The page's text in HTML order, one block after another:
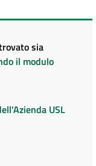
sia
il modulo
USL